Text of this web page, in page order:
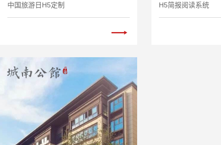
中国旅游日H5定制 H5简报阅读系统